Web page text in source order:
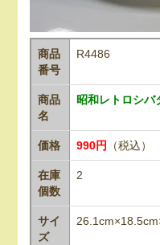
商品
番号
R4486
商品
名
昭和レトロシバ
価格 990円 （税込）
在庫
個数
2
サイ
ズ